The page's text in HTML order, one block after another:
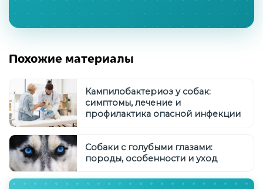
Похожие материалы
Кампилобактериоз у собак:
симптомы, лечение и
профилактика опасной инфекции
Собаки с голубыми глазами:
породы, особенности и уход